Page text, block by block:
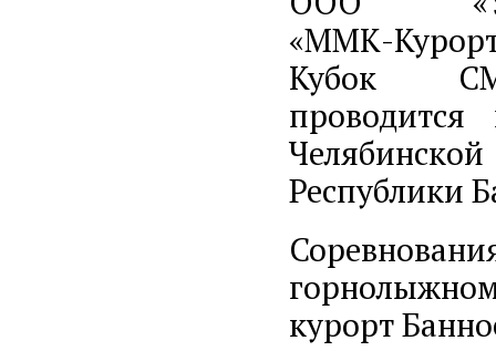
«ММК-
Кубок
Республики
курорт